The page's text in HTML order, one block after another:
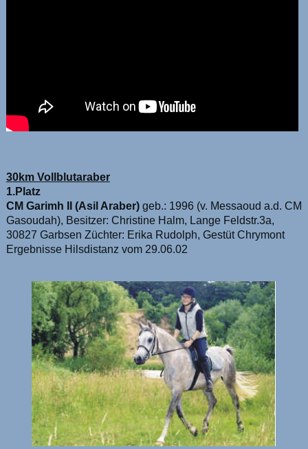
30km Vollblutaraber
1.Platz
CM Garimh II (Asil Araber)geb.: 1996 (v. Messaoud a.d. CM
Gasoudah), Besitzer: Christine Halm, Lange Feldstr.3a,
30827 Garbsen Züchter: Erika Rudolph, Gestüt Chrymont
Ergebnisse Hilsdistanz vom 29.06.02